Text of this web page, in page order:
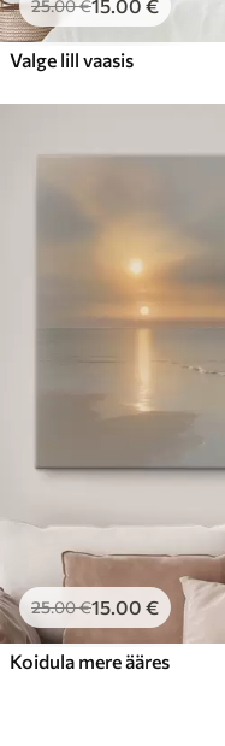
25.00€15.00 €
Valge lill vaasis
25.00€15.00 €
Koidula mere ääres